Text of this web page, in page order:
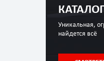
Уникальная,
найдется всё